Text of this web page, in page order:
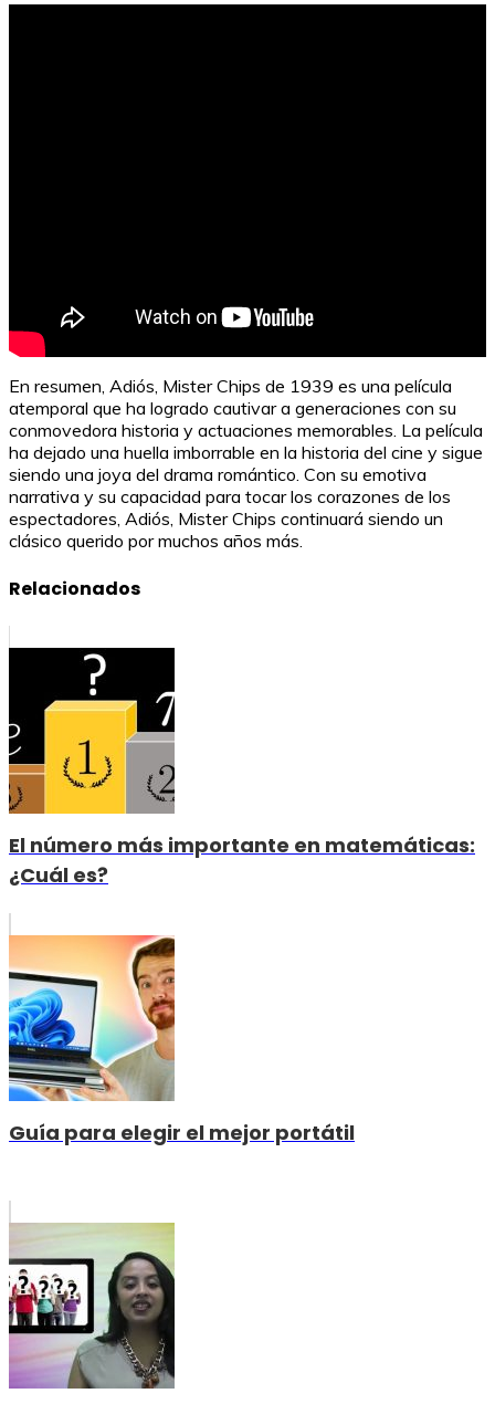
En resumen, Adiós, Mister Chips de 1939 es una película
atemporal que ha logrado cautivar a generaciones con su
conmovedora historia y actuaciones memorables. La película
ha dejado una huella imborrable en la historia del cine y sigue
siendo una joya del drama romántico. Con su emotiva
narrativa y su capacidad para tocar los corazones de los
espectadores, Adiós, Mister Chips continuará siendo un
clásico querido por muchos años más.
Relacionados
El número más importante en matemáticas:
¿Cuál es?
Guía para elegir el mejor portátil